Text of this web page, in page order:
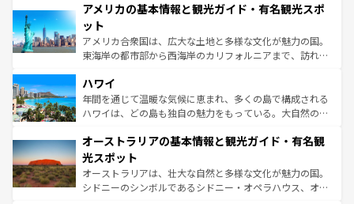
ンツ一覧を参照してほしい。
の建物がそのまま残る町や、スイスならではのユニークな
博物館もあり、アルプス観光だけでなく町歩きも満喫する
ことができる。国民の所得が高いため物価も高いが、旅行
者向けの交通パス提供のサービスもあり、うまく活用すれ
着のスイス情報は
アメリカの基本情報と観光ガイド・有名観光スポ
ット
アメリカ合衆国は、広大な土地と多様な文化が魅力の国。
東海岸の都市部から西海岸のカリフォルニアまで、訪れる
のような巨大都市は、観光、ショッピング、エンターテイ
ンメントが詰まった刺激的なスポットだ。一方、アメリカ
西部には大自然が広がり、グランドキャニオンやイエロー
部のニューオーリンズでは、音楽と美食が融合した独特の
文化が魅力。旅行者はアメリカの各地域で異なる魅力を楽
しみながら、その多様性と豊かな歴史を感じることができ
るだろう。車でのロードトリップや列車の旅も、アメリカ
ハワイ
年間を通じて温暖な気候に恵まれ、多くの島で構成される
ハワイは、どの島も独自の魅力をもっている。大自然の神
ワイ島は見逃せない。また、定番の観光地といえばオアフ
島だが、静かな自然を求めるならマウイ島やカウアイ島が
おすすめ。エメラルドグリーンに輝く海をはじめ、豊かな
文化や歴史が息づいている。「アロハスピリット」と呼ば
オーストラリアの基本情報と観光ガイド・有名観
光スポット
オーストラリアは、壮大な自然と多様な文化が魅力の国。
シドニーのシンボルであるシドニー・オペラハウス、オー